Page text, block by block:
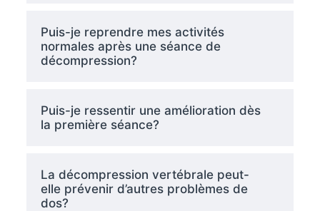
Puis-je reprendre mes activités
normales après une séance de
décompression?
Puis-je ressentir une amélioration dès
la première séance?
La décompression vertébrale peut-
elle prévenir d’autres problèmes de
dos?